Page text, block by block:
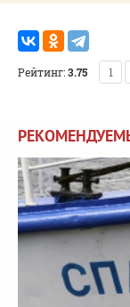
Рейтинг:3.75 1